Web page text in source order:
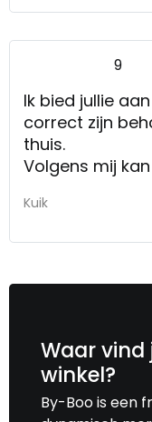
9
Ik bied jullie
correct zijn
thuis.
Volgens mij
Kuik
Waar vind
winkel?
By-Boo is een